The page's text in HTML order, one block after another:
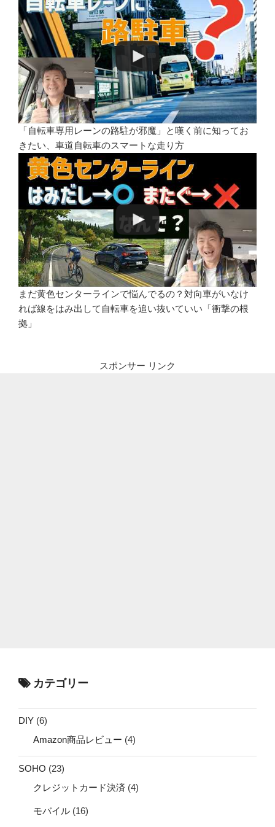
「自転車専用レーンの路駐が邪魔」と嘆く前に知ってお
きたい、車道自転車のスマートな走り方
まだ黄色センターラインで悩んでるの？対向車がいなけ
れば線をはみ出して自転車を追い抜いていい「衝撃の根
拠」
スポンサー リンク
カテゴリー
DIY (6)
Amazon商品レビュー (4)
SOHO (23)
クレジットカード決済 (4)
モバイル (16)